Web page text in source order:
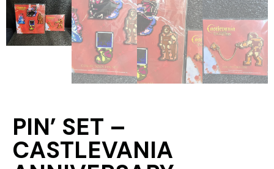
PIN’ SET –
CASTLEVANIA